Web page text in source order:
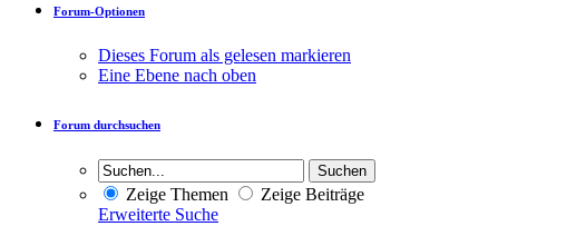
Forum-Optionen
Dieses Forum als gelesen markieren
Eine Ebene nach oben
Forum durchsuchen
Zeige Themen
Zeige Beiträge
Erweiterte Suche